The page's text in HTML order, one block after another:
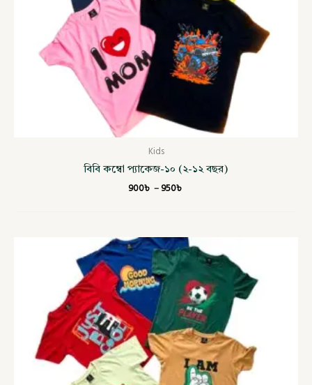
Kids
বিবি কম্বো প্যাকেজ-১০ (২-১২ বছর)
900৳ –950৳
Price
range:
900৳
through
950৳